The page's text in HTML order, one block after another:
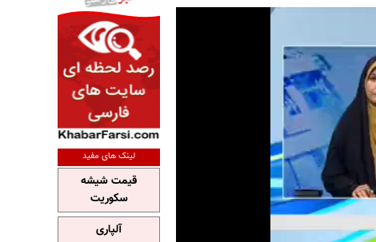
لینک های مفید
قیمت شیشه
سکوریت
آلپاری